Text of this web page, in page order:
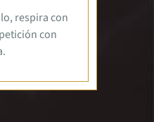
respira con
con